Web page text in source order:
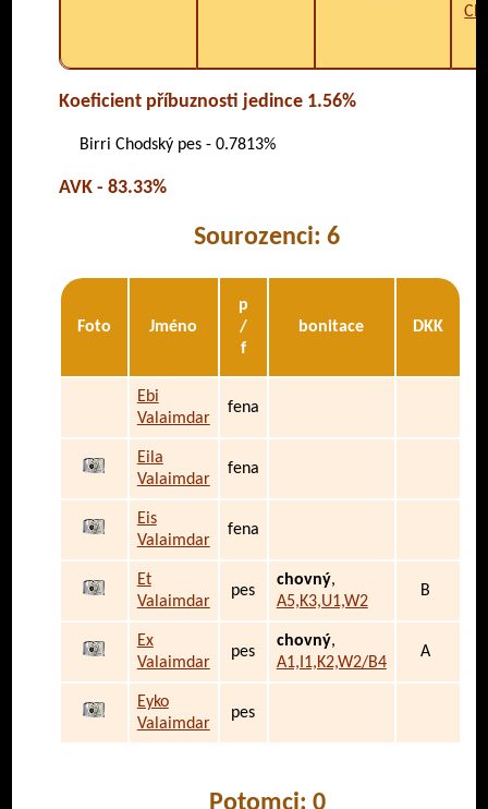
Koeficient příbuznosti jedince 1.56%
Birri Chodský pes - 0.7813%
AVK - 83.33%
Sourozenci: 6
Foto Jméno
p
/
f
bonitace DKK
Ebi
Valaimdar
fena
Eila
Valaimdar
fena
Eis
Valaimdar
fena
Et
Valaimdar
pes
chovný,
A5,K3,U1,W2
B
Ex
Valaimdar
pes
chovný,
A1,I1,K2,W2/B4
A
Eyko
Valaimdar
pes
Potomci: 0